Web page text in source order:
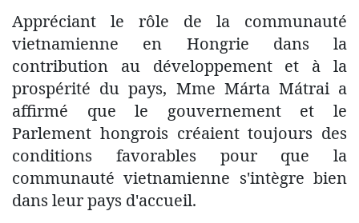
Appréciant le rôle de la communauté
vietnamienne en Hongrie dans la
contribution au développement et à la
prospérité du pays, Mme Márta Mátrai a
affirmé que le gouvernement et le
Parlement hongrois créaient toujours des
conditions favorables pour que la
communauté vietnamienne s'intègre bien
dans leur pays d'accueil.